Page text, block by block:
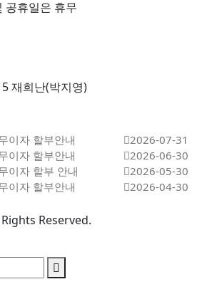
공휴일은 휴무
재희난(박지영)
이자 할부안내
2026-07-31
이자 할부안내
2026-06-30
이자 할부 안내
2026-05-30
이자 할부안내
2026-04-30
Reserved.